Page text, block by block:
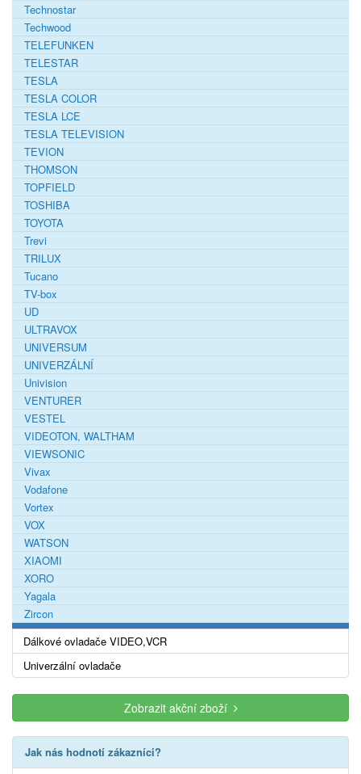
Technostar
Techwood
TELEFUNKEN
TELESTAR
TESLA
TESLA COLOR
TESLA LCE
TESLA TELEVISION
TEVION
THOMSON
TOPFIELD
TOSHIBA
TOYOTA
Trevi
TRILUX
Tucano
TV-box
UD
ULTRAVOX
UNIVERSUM
UNIVERZÁLNÍ
Univision
VENTURER
VESTEL
VIDEOTON, WALTHAM
VIEWSONIC
Vivax
Vodafone
Vortex
VOX
WATSON
XIAOMI
XORO
Yagala
Zircon
Dálkové ovladače VIDEO,VCR
Univerzální ovladače
Zobrazit akční zboží
Jak nás hodnotí zákazníci?